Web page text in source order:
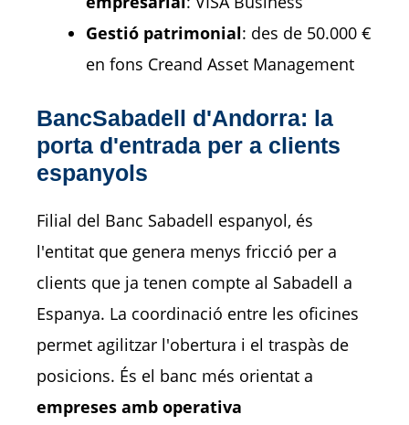
Gestió patrimonial: des de 50.000 €
en fons Creand Asset Management
BancSabadell d'Andorra: la
porta d'entrada per a clients
espanyols
Filial del Banc Sabadell espanyol, és
l'entitat que genera menys fricció per a
clients que ja tenen compte al Sabadell a
Espanya. La coordinació entre les oficines
permet agilitzar l'obertura i el traspàs de
posicions. És el banc més orientat a
empreses amb operativa